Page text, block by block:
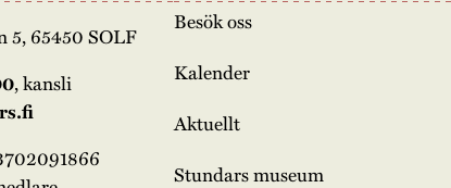
5, 65450 SOLF
, kansli
Besök oss
Kalender
Aktuellt
Stundars museum